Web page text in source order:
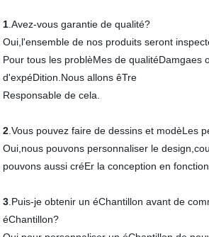
1 .Avez-vous garantie de qualité?
Oui,l'ensemble de nos produits seront
Pour tous les problèMes de qualitéDamgaes
d'expéDition.Nous allons êTre
Responsable de cela.
2 .Vous pouvez faire de dessins et modèLes
Oui,nous pouvons personnaliser le
pouvons aussi créEr la conception en
3 .Puis-je obtenir un éChantillon avant de
éChantillon?